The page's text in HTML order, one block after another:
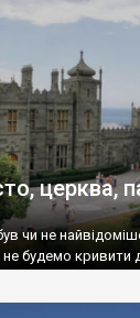
церква,
чи не
не будемо